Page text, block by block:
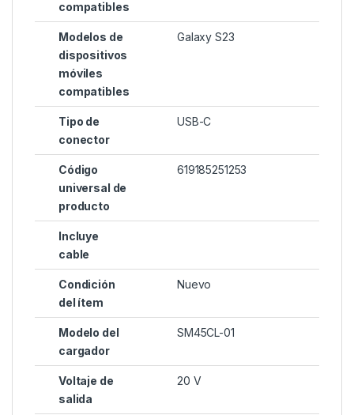
compatibles
Modelos de
dispositivos
móviles
compatibles
Galaxy S23
Tipo de
conector
USB-C
Código
universal de
producto
619185251253
Incluye
cable
Condición
del ítem
Nuevo
Modelo del
cargador
SM45CL-01
Voltaje de
salida
20 V